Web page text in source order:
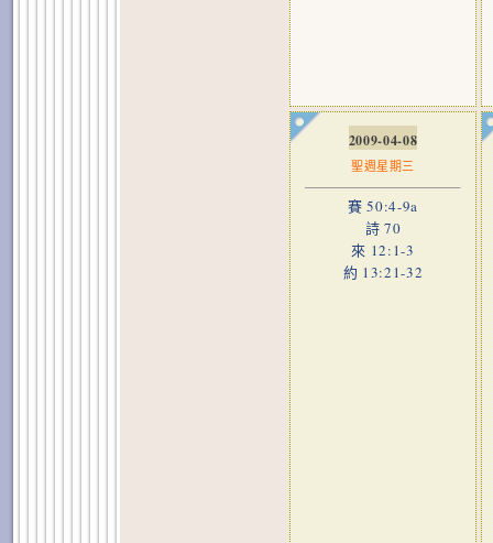
2009-04-08
聖週星期三
賽 50:4-9a
詩 70
來 12:1-3
約 13:21-32